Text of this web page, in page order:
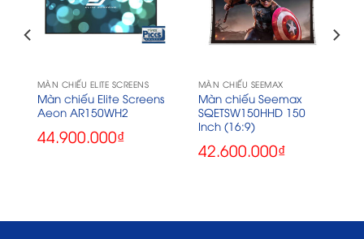
MÀN CHIẾU ELITE SCREENS
Màn chiếu Elite Screens
Aeon AR150WH2
44.900.000₫
MÀN CHIẾU SEEMAX
Màn chiếu Seemax
SQETSW150HHD 150
Inch (16:9)
42.600.000₫